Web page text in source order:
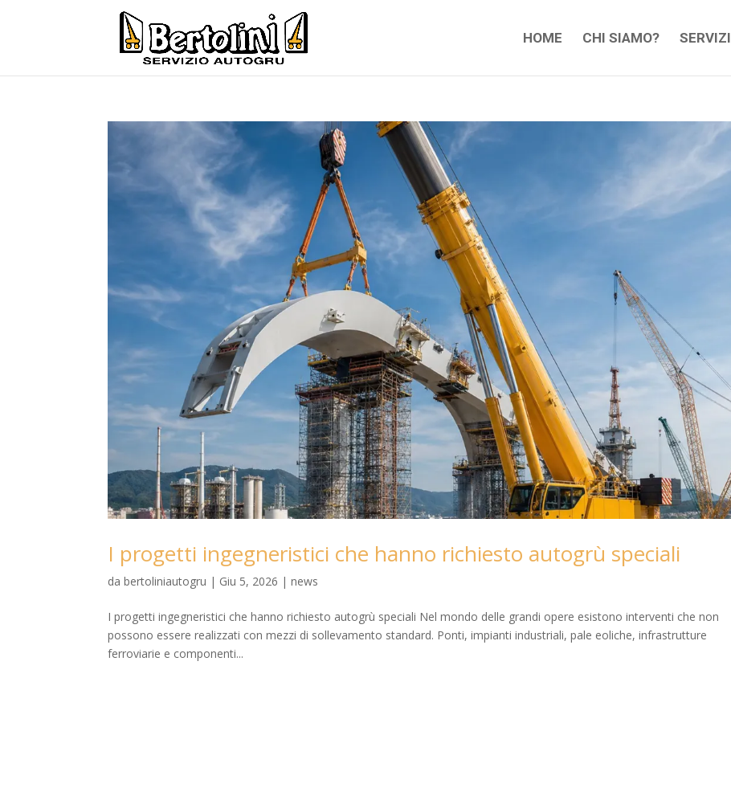
HOME CHI SIAMO? SERVIZI
I progetti ingegneristici che hanno richiesto autogrù speciali
dabertoliniautogru | Giu 5, 2026 |news
I progetti ingegneristici che hanno richiesto autogrù speciali Nel mondo delle grandi opere esistono interventi che non
possono essere realizzati con mezzi di sollevamento standard. Ponti, impianti industriali, pale eoliche, infrastrutture
ferroviarie e componenti...